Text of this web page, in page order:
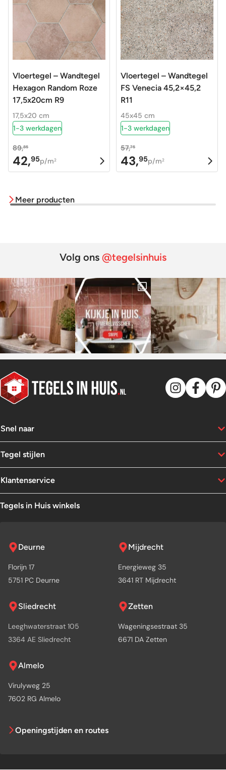
Vloertegel – Wandtegel
Hexagon Random Roze
17,5x20cm R9
17,5x20 cm
1-3 werkdagen
89,85
Oorspronkelijke
prijs
89,85.
42,95
Huidige
prijs
42,95.
p/m2
Vloertegel – Wandtegel
FS Venecia 45,2×45,2
R11
45x45 cm
1-3 werkdagen
57,75
Oorspronkelijke
prijs
43,95
Huidige
prijs
p/m2
Meer producten
Volg ons @tegelsinhuis
Snel naar
Tegel stijlen
Klantenservice
Tegels in Huis winkels
Deurne
Florijn 17
5751 PC Deurne
Mijdrecht
Energieweg 35
3641 RT Mijdrecht
Sliedrecht
Leeghwaterstraat 105
3364 AE Sliedrecht
Zetten
Wageningsestraat 35
6671 DA Zetten
Almelo
Virulyweg 25
7602 RG Almelo
Openingstijden en routes